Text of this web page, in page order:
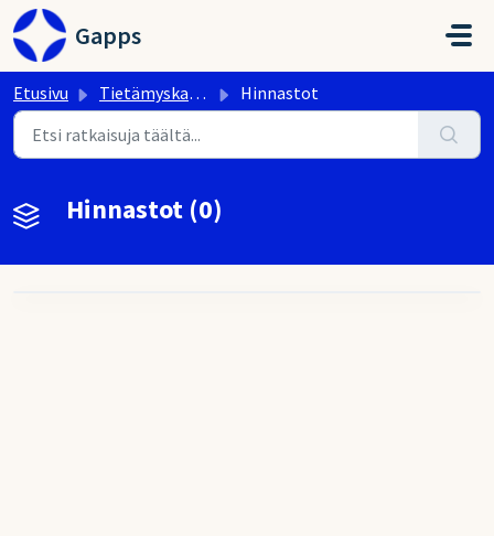
Siirry pääsisältöön
Gapps
Etusivu Tietämyskanta Hinnastot
Hinnastot (0)